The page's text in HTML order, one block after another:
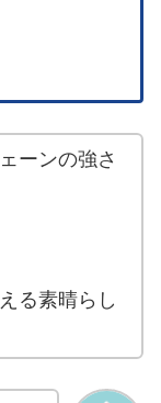
ーンの強さ
る素晴らし